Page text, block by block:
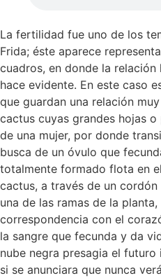
La fertilidad fue uno de los
Frida; éste aparece
cuadros, en donde la
hace evidente. En este caso
que guardan una relación
cactus cuyas grandes hojas
de una mujer, por donde
busca de un óvulo que
totalmente formado flota en
cactus, a través de un
una de las ramas de la
correspondencia con el
la sangre que fecunda y da
nube negra presagia el
si se anunciara que nunca